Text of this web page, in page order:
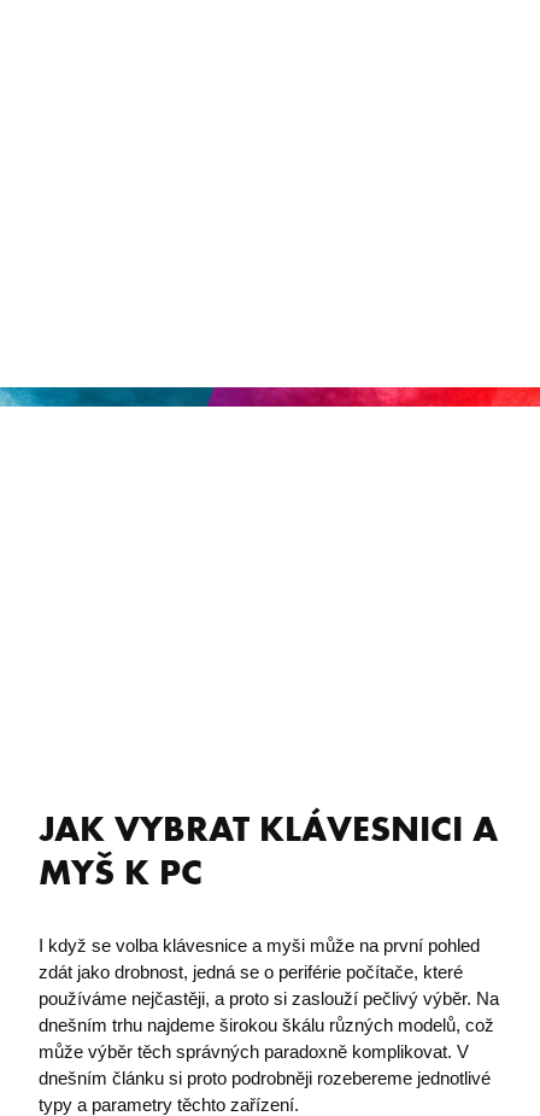
JAK VYBRAT KLÁVESNICI A
MYŠ K PC
I když se volba klávesnice a myši může na první pohled
zdát jako drobnost, jedná se o periférie počítače, které
používáme nejčastěji, a proto si zaslouží pečlivý výběr. Na
dnešním trhu najdeme širokou škálu různých modelů, což
může výběr těch správných paradoxně komplikovat. V
dnešním článku si proto podrobněji rozebereme jednotlivé
typy a parametry těchto zařízení.